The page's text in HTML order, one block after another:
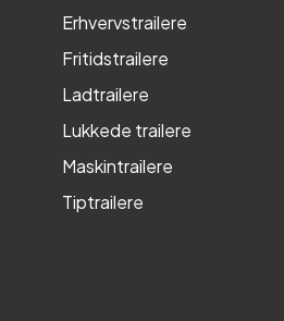
Erhvervstrailere
Fritidstrailere
Ladtrailere
Lukkede trailere
Maskintrailere
Tiptrailere